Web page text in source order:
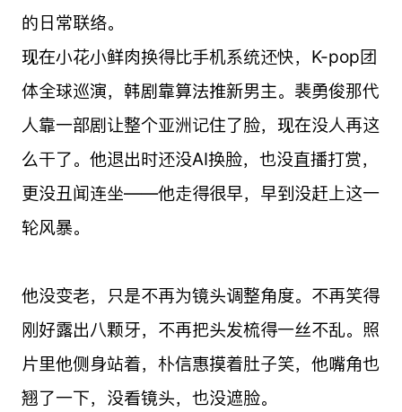
的日常联络。
现在小花小鲜肉换得比手机系统还快，K-pop团
体全球巡演，韩剧靠算法推新男主。裴勇俊那代
人靠一部剧让整个亚洲记住了脸，现在没人再这
么干了。他退出时还没AI换脸，也没直播打赏，
更没丑闻连坐——他走得很早，早到没赶上这一
轮风暴。
他没变老，只是不再为镜头调整角度。不再笑得
刚好露出八颗牙，不再把头发梳得一丝不乱。照
片里他侧身站着，朴信惠摸着肚子笑，他嘴角也
翘了一下，没看镜头，也没遮脸。